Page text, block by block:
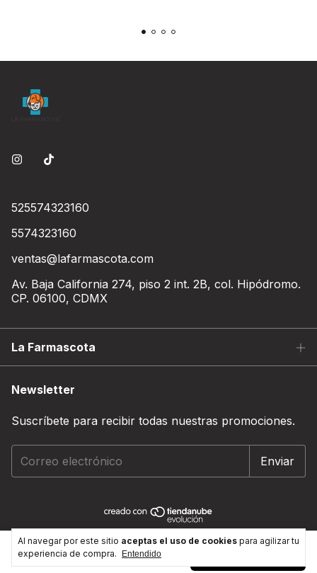
Al navegar por este sitio aceptas el uso de cookies para agilizar tu
experiencia de compra.
Entendido
3 kg
$970.00
525574323160
5574323160
ventas@lafarmascota.com
Av. Baja California 274, piso 2 int. 2B, col. Hipódromo.
CP. 06100, CDMX
La Farmascota
Newsletter
Suscríbete para recibir todas nuestras promociones.
Copyright Farmacia Veterinaria y alimento para mascota -
La Farmascota - 2026. Todos los derechos reservados.